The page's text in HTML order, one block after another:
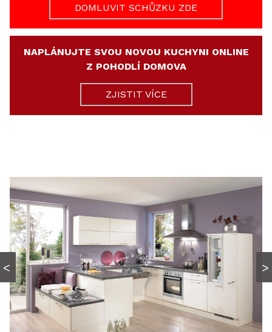
DOMLUVIT SCHŮZKU ZDE
NAPLÁNUJTE SVOU NOVOU KUCHYNI ONLINE
Z POHODLÍ DOMOVA
ZJISTIT VÍCE